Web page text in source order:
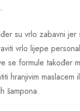
su vrlo zabavni
vrlo lijepe
se formule također
hranjivim maslacem
šampona.